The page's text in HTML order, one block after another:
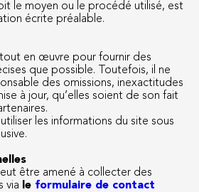
le moyen ou le procédé utilisé, est
écrite préalable.
tout en œuvre pour fournir des
que possible. Toutefois, il ne
des omissions, inexactitudes
à jour, qu’elles soient de son fait
utiliser les informations du site sous
être amené à collecter des
via le formulaire de contact